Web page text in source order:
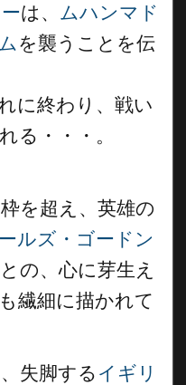
は、
ムハンマド
を襲うことを伝
に終わり、戦い
る・・・。
を超え、英雄の
ルズ・ゴードン
との、心に芽生え
繊細に描かれて
失脚する イギリ